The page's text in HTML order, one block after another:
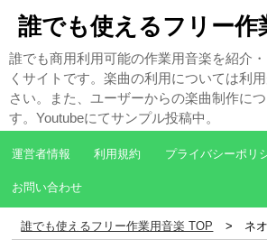
誰でも使えるフリー作
誰でも商用利用可能の作業用音楽を紹介
くサイトです。楽曲の利用については利
さい。また、ユーザーからの楽曲制作に
す。Youtubeにてサンプル投稿中。
運営者情報 利用規約 プライバシーポリ
お問い合わせ
誰でも使えるフリー作業用音楽 TOP ネ